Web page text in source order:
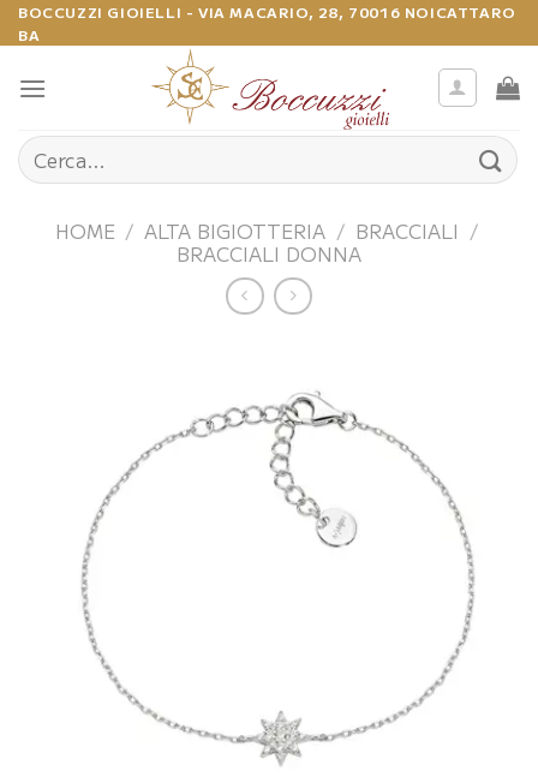
Salta
ai
contenuti
BOCCUZZI GIOIELLI - VIA MACARIO, 28, 70016 NOICATTARO
BA
Cerca:
HOME / ALTA BIGIOTTERIA / BRACCIALI /
BRACCIALI DONNA